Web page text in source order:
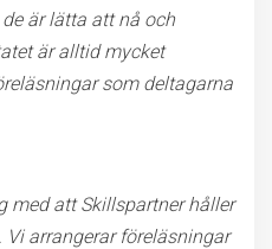
är lätta att nå och
är alltid mycket
som deltagarna
med att Skillspartner håller
arrangerar föreläsningar